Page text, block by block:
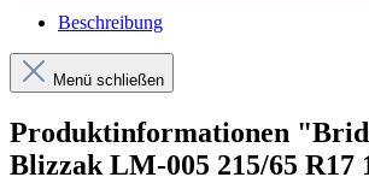
Beschreibung
Menü schließen
Produktinformationen
Blizzak LM-005 215/65 R17